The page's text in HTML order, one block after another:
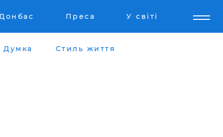
Преса У світі
Думка Стиль життя